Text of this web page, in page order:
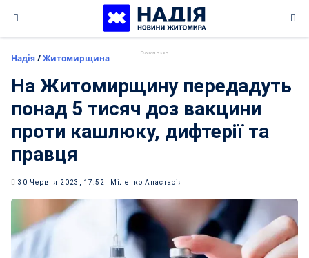
content
Надія/Житомирщина
На Житомирщину передадуть
понад 5 тисяч доз вакцини
проти кашлюку, дифтерії та
правця
30 Червня 2023, 17:52 Міленко Анастасія